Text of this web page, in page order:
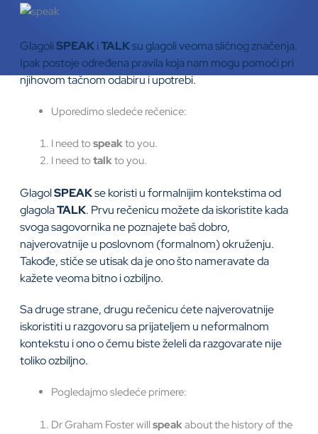
GlagoliSPEAKiTALKsu glagoli veoma sličnog značenja.
Ipak postoje određena pravila koja nam mogu pomoći pri
njihovom tačnom odabiru i upotrebi.
Uporedimo sledeće rečenice:
I need tospeakto you.
I need totalkto you.
GlagolSPEAKse koristi u formalnijim kontekstima od
glagolaTALK. Prvu rečenicu možete da iskoristite kada
svoga sagovornika ne poznajete baš dobro,
najverovatnije u poslovnom (formalnom) okruženju.
Takođe, stiče se utisak da je ono što nameravate da
kažete veoma bitno i ozbiljno.
Sa druge strane, drugu rečenicu ćete najverovatnije
iskoristiti u razgovoru sa prijateljem u neformalnom
kontekstu i ono o čemu biste želeli da razgovarate nije
toliko ozbiljno.
Pogledajmo sledeće primere:
Dr Graham Foster will speakabout the history of the